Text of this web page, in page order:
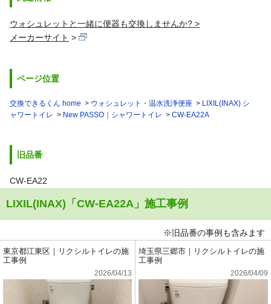
ウォシュレットと一緒に便器も交換しませんか? >
メーカーサイト
ページ位置
交換できるくん home ウォシュレット・温水洗浄便座
LIXIL(INAX) シ
ャワートイレ
New PASSO｜シャワートイレ CW-EA22A
旧品番
CW-EA22
LIXIL(INAX)「CW-EA22A」施工事例
※旧品番の事例も含みます
東京都江東区｜リクシルトイレの施
工事例
2026/04/13
埼玉県三郷市｜リクシルトイレの施
工事例
2026/04/09